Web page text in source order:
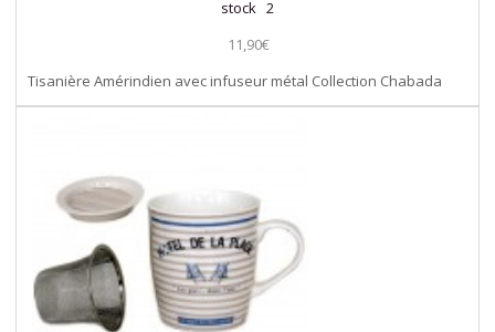
stock 2
11,90€
Tisanière Amérindien avec infuseur métal Collection Chabada